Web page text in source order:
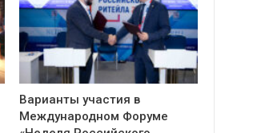
Варианты участия в
Международном Форуме